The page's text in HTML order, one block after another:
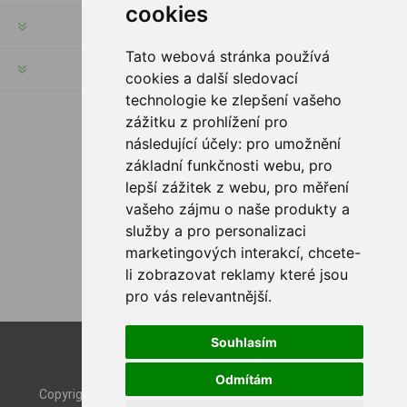
cookies
Tato webová stránka používá
cookies a další sledovací
technologie ke zlepšení vašeho
zážitku z prohlížení pro
následující účely: pro umožnění
základní funkčnosti webu, pro
lepší zážitek z webu, pro měření
vašeho zájmu o naše produkty a
služby a pro personalizaci
marketingových interakcí, chcete-
li zobrazovat reklamy které jsou
pro vás relevantnější.
Souhlasím
Odmítám
KUNDENSERVICE
HILFE & SERVICE
FOLGE UNS
ZAHLUNGSMÖGLICHKEITEN
Powered bynopCommerce
Nop-Templates.com
Copyright © 2026 Rybashop CZ. Alle Rechte vorbehalten.